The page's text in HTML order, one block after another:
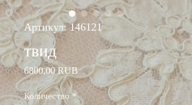
Артикул: 146121
твид
6800,00 RUBЦена
Количество *